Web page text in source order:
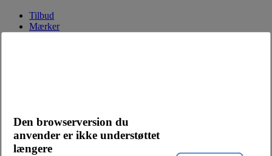
Den browserversion du
anvender er ikke understøttet
længere
Tilbud
Mærker
Cookies og persondata
Presserum
Whistleblowerordning